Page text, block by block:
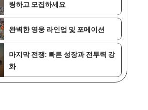
링하고 모집하세요
완벽한 영웅 라인업 및 포메이션
마지막 전쟁: 빠른 성장과 전투력 강
화